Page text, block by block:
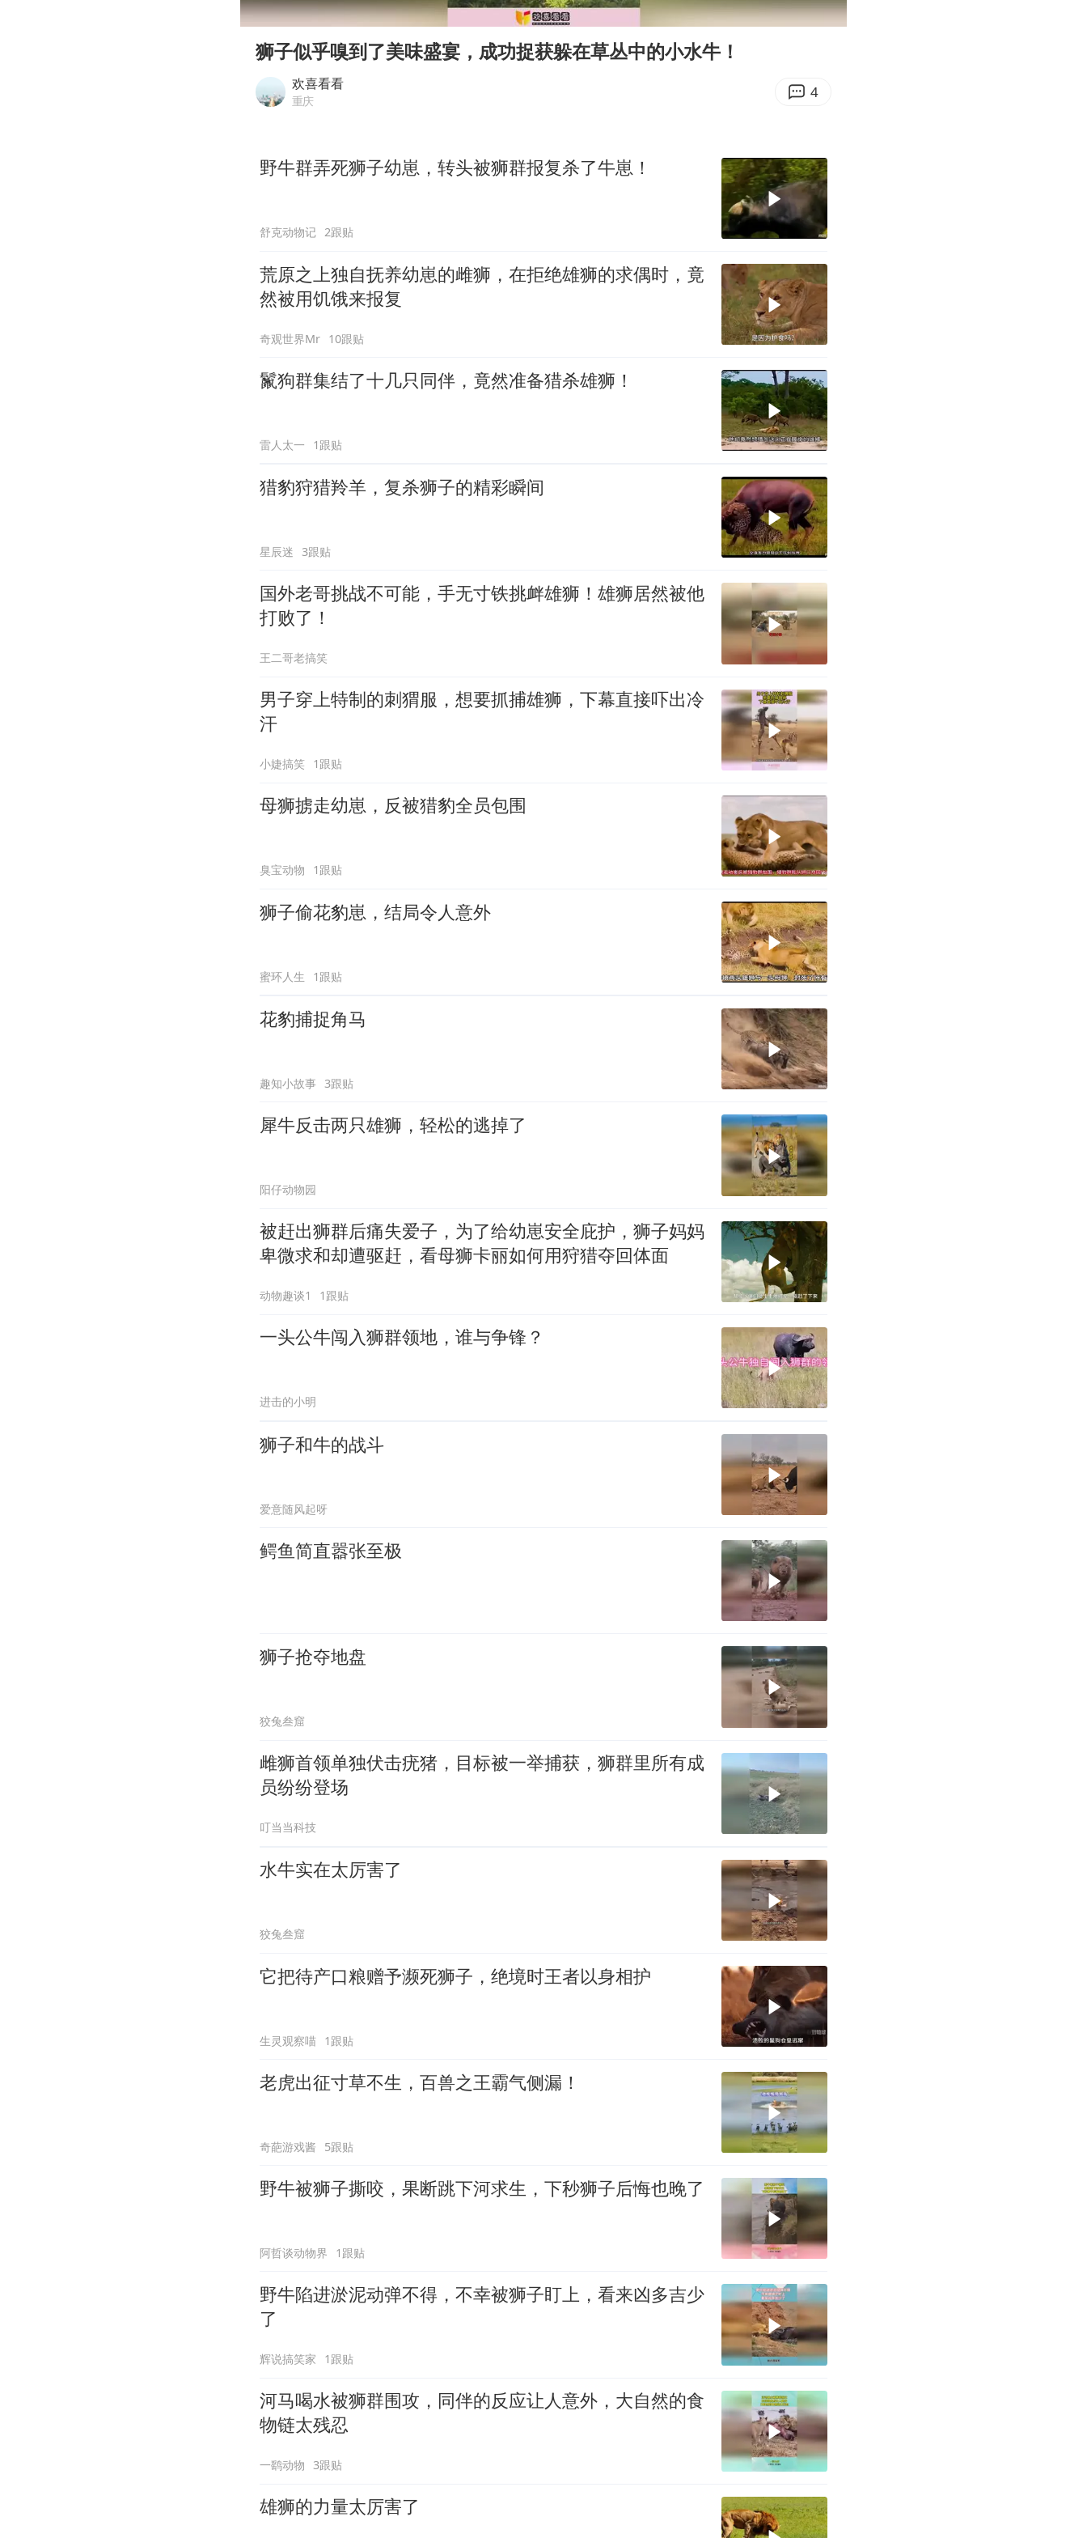
国防部：中国军队坚决反制任何闹海挑衅图谋
百花奖开幕式
女儿为争财产堵门阻挠父亲出殡
Play
00:00 00:26
狮子似乎嗅到了美味盛宴，成功捉获躲在草丛中的小水牛！
欢喜看看
重庆 4
野牛群弄死狮子幼崽，转头被狮群报复杀了牛崽！
舒克动物记 2跟贴
荒原之上独自抚养幼崽的雌狮，在拒绝雄狮的求偶时，竟
然被用饥饿来报复
奇观世界Mr 10跟贴
鬣狗群集结了十几只同伴，竟然准备猎杀雄狮！
雷人太一 1跟贴
猎豹狩猎羚羊，复杀狮子的精彩瞬间
星辰迷 3跟贴
国外老哥挑战不可能，手无寸铁挑衅雄狮！雄狮居然被他
打败了！
王二哥老搞笑
男子穿上特制的刺猬服，想要抓捕雄狮，下幕直接吓出冷
汗
小婕搞笑 1跟贴
母狮掳走幼崽，反被猎豹全员包围
臭宝动物 1跟贴
狮子偷花豹崽，结局令人意外
蜜环人生 1跟贴
花豹捕捉角马
趣知小故事 3跟贴
犀牛反击两只雄狮，轻松的逃掉了
阳仔动物园
被赶出狮群后痛失爱子，为了给幼崽安全庇护，狮子妈妈
卑微求和却遭驱赶，看母狮卡丽如何用狩猎夺回体面
动物趣谈1 1跟贴
一头公牛闯入狮群领地，谁与争锋？
进击的小明
狮子和牛的战斗
爱意随风起呀
鳄鱼简直嚣张至极
狮子抢夺地盘
狡兔叁窟
雌狮首领单独伏击疣猪，目标被一举捕获，狮群里所有成
员纷纷登场
叮当当科技
水牛实在太厉害了
狡兔叁窟
它把待产口粮赠予濒死狮子，绝境时王者以身相护
生灵观察喵 1跟贴
老虎出征寸草不生，百兽之王霸气侧漏！
奇葩游戏酱 5跟贴
野牛被狮子撕咬，果断跳下河求生，下秒狮子后悔也晚了
阿哲谈动物界 1跟贴
野牛陷进淤泥动弹不得，不幸被狮子盯上，看来凶多吉少
了
辉说搞笑家 1跟贴
河马喝水被狮群围攻，同伴的反应让人意外，大自然的食
物链太残忍
一鹞动物 3跟贴
雄狮的力量太厉害了